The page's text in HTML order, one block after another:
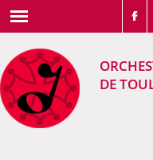
DE